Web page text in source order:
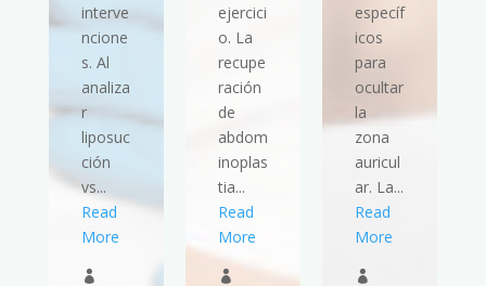
interve
ncione
s. Al
analiza
r
liposuc
ción
vs...
Read
More

ejercici
o. La
recupe
ración
de
abdom
inoplas
tia...
Read
More

específ
icos
para
ocultar
la
zona
auricul
ar. La...
Read
More
